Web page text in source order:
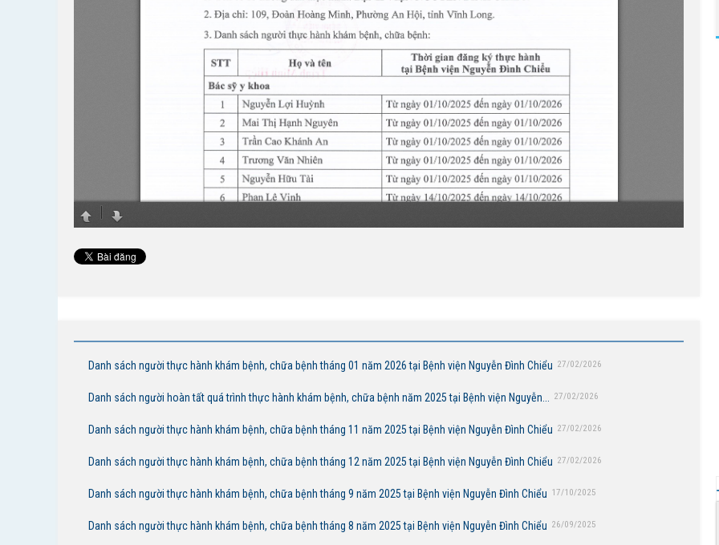
Danh sách người thực hành khám bệnh, chữa bệnh tháng 01 năm 2026 tại Bệnh viện Nguyễn Đình Chiểu 27/02/2026
Danh sách người hoàn tất quá trình thực hành khám bệnh, chữa bệnh năm 2025 tại Bệnh viện Nguyễn... 27/02/2026
Danh sách người thực hành khám bệnh, chữa bệnh tháng 11 năm 2025 tại Bệnh viện Nguyễn Đình Chiểu 27/02/2026
Danh sách người thực hành khám bệnh, chữa bệnh tháng 12 năm 2025 tại Bệnh viện Nguyễn Đình Chiểu 27/02/2026
Danh sách người thực hành khám bệnh, chữa bệnh tháng 9 năm 2025 tại Bệnh viện Nguyễn Đình Chiểu 17/10/2025
Danh sách người thực hành khám bệnh, chữa bệnh tháng 8 năm 2025 tại Bệnh viện Nguyễn Đình Chiểu 26/09/2025